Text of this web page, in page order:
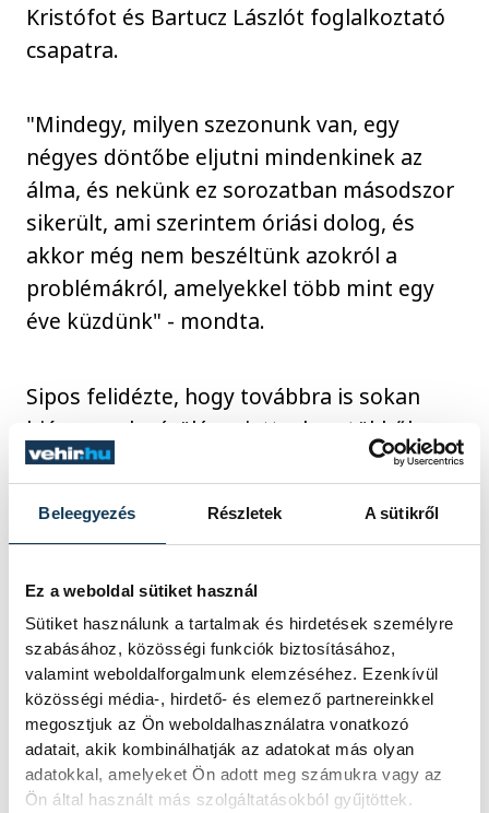
Beleegyezés Részletek A sütikről
Ez a weboldal sütiket használ
Sütiket használunk a tartalmak és hirdetések személyre
szabásához, közösségi funkciók biztosításához,
valamint weboldalforgalmunk elemzéséhez. Ezenkívül
közösségi média-, hirdető- és elemező partnereinkkel
megosztjuk az Ön weboldalhasználatra vonatkozó
adatait, akik kombinálhatják az adatokat más olyan
adatokkal, amelyeket Ön adott meg számukra vagy az
Ön által használt más szolgáltatásokból gyűjtöttek.
Kristófot és Bartucz Lászlót foglalkoztató
csapatra.
"Mindegy, milyen szezonunk van, egy
négyes döntőbe eljutni mindenkinek az
álma, és nekünk ez sorozatban másodszor
sikerült, ami szerintem óriási dolog, és
akkor még nem beszéltünk azokról a
problémákról, amelyekkel több mint egy
éve küzdünk" - mondta.
Sipos felidézte, hogy továbbra is sokan
hiányoznak sérülés miatt a keretükből,
köztük meghatározó játékosok, és ez
szereplésükre is.
"Ahogy elnézem, több Bundesliga-csapat
egyből észreveszi a problémát és szenved,
amikor két-három játékosa hiányzik. Mi
ezzel küzdünk másfél éve" - idézte fel.
sport kézilabda
ország-világ